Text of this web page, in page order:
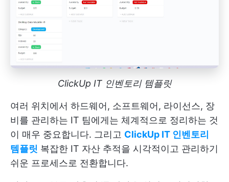
ClickUp IT 인벤토리 템플릿
여러 위치에서 하드웨어, 소프트웨어, 라이선스, 장
비를 관리하는 IT 팀에게는 체계적으로 정리하는 것
이 매우 중요합니다. 그리고 ClickUp IT 인벤토리
템플릿 복잡한 IT 자산 추적을 시각적이고 관리하기
쉬운 프로세스로 전환합니다.